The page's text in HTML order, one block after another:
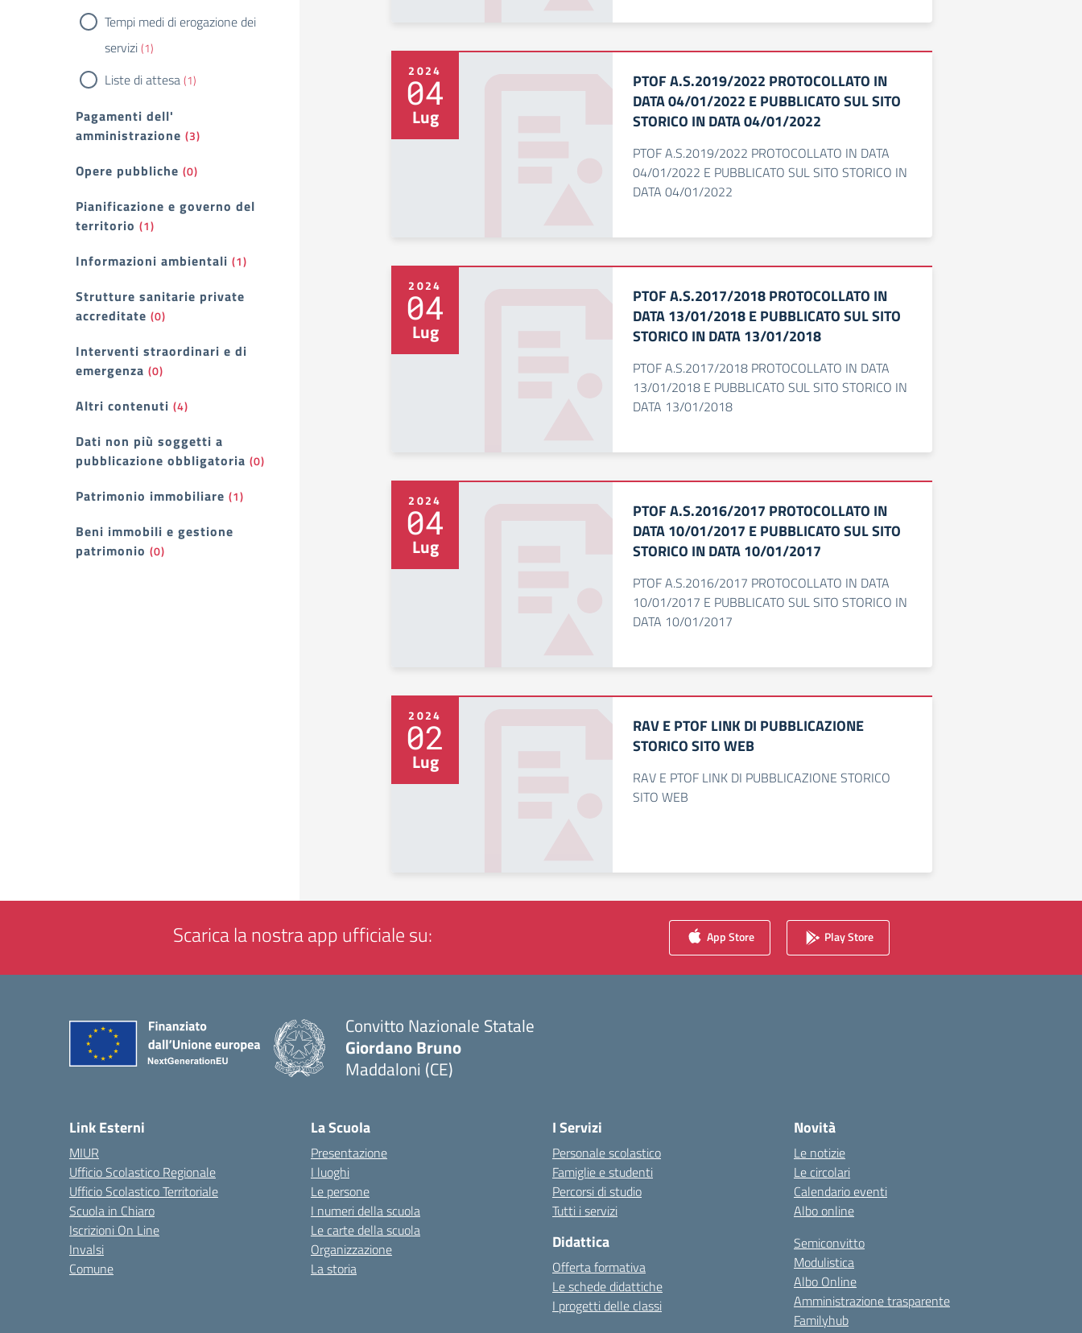
Tempi medi di erogazione dei
servizi(1)
Liste di attesa(1)
Pagamenti dell'
amministrazione (3)
Opere pubbliche (0)
Pianificazione e governo del
territorio (1)
Informazioni ambientali (1)
Strutture sanitarie private
accreditate (0)
Interventi straordinari e di
emergenza (0)
Altri contenuti (4)
Dati non più soggetti a
pubblicazione obbligatoria (0)
Patrimonio immobiliare (1)
Beni immobili e gestione
patrimonio (0)
2024
04
Lug
PTOF A.S.2019/2022 PROTOCOLLATO IN
DATA 04/01/2022 E PUBBLICATO SUL SITO
STORICO IN DATA 04/01/2022
PTOF A.S.2019/2022 PROTOCOLLATO IN DATA
04/01/2022 E PUBBLICATO SUL SITO STORICO IN
DATA 04/01/2022
2024
04
Lug
PTOF A.S.2017/2018 PROTOCOLLATO IN
DATA 13/01/2018 E PUBBLICATO SUL SITO
STORICO IN DATA 13/01/2018
PTOF A.S.2017/2018 PROTOCOLLATO IN DATA
13/01/2018 E PUBBLICATO SUL SITO STORICO IN
DATA 13/01/2018
2024
04
Lug
PTOF A.S.2016/2017 PROTOCOLLATO IN
DATA 10/01/2017 E PUBBLICATO SUL SITO
STORICO IN DATA 10/01/2017
PTOF A.S.2016/2017 PROTOCOLLATO IN DATA
10/01/2017 E PUBBLICATO SUL SITO STORICO IN
DATA 10/01/2017
2024
02
Lug
RAV E PTOF LINK DI PUBBLICAZIONE
STORICO SITO WEB
RAV E PTOF LINK DI PUBBLICAZIONE STORICO
SITO WEB
Scarica la nostra app ufficiale su: App Store Play Store
Convitto Nazionale Statale
Giordano Bruno
Maddaloni (CE)
Link Esterni
MIUR
Ufficio Scolastico Regionale
Ufficio Scolastico Territoriale
Scuola in Chiaro
Iscrizioni On Line
Invalsi
Comune
La Scuola
Presentazione
I luoghi
Le persone
I numeri della scuola
Le carte della scuola
Organizzazione
La storia
I Servizi
Personale scolastico
Famiglie e studenti
Percorsi di studio
Tutti i servizi
Didattica
Offerta formativa
Le schede didattiche
I progetti delle classi
Novità
Le notizie
Le circolari
Calendario eventi
Albo online
Semiconvitto
Modulistica
Albo Online
Amministrazione trasparente
Familyhub